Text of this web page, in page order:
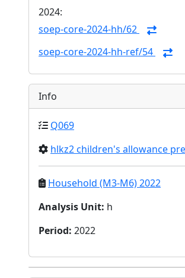
2024:
soep-core-2024-hh/62
soep-core-2024-hh-ref/54
Info
Q069
hlkz2 children's allowance
Household (M3-M6) 2022
Analysis Unit: h
Period: 2022